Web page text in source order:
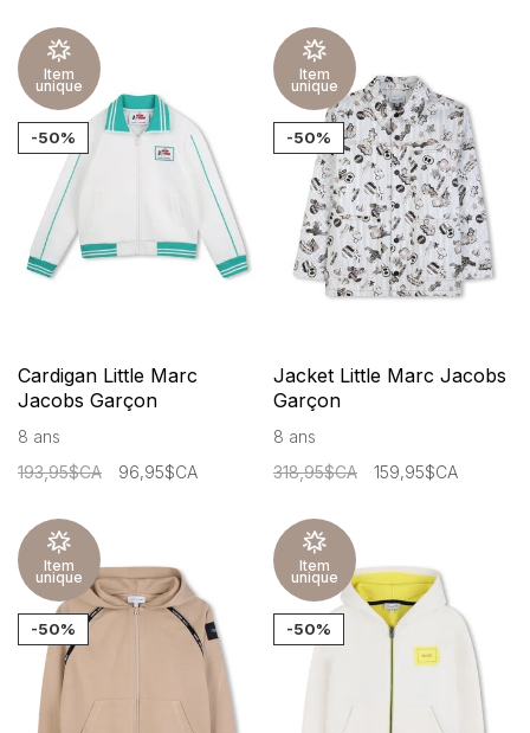
Item
unique
-50%
Cardigan Little Marc
Jacobs Garçon
8 ans
193,95$CA
96,95$CA
Item
unique
-50%
Jacket Little Marc Jacobs
Garçon
8 ans
318,95$CA
159,95$CA
Item
unique
-50%
Item
unique
-50%